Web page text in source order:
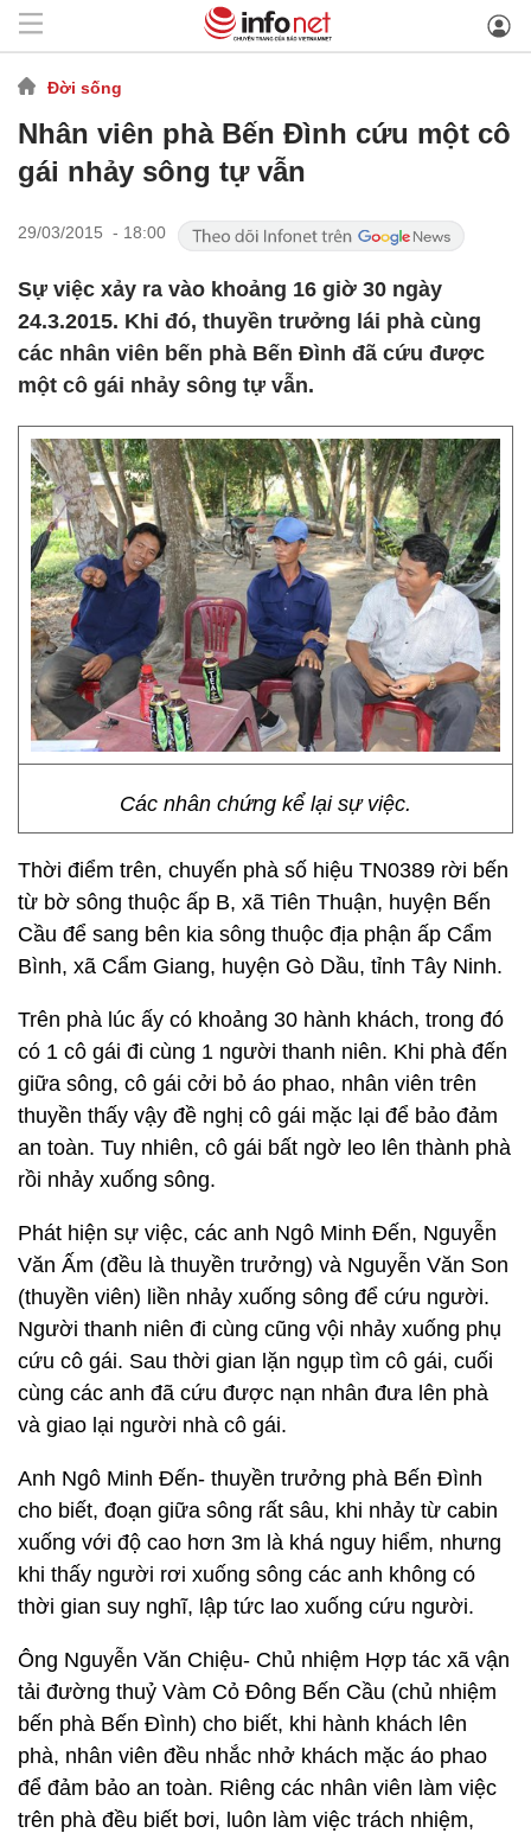
Đời sống
Nhân viên phà Bến Đình cứu một cô
gái nhảy sông tự vẫn
29/03/2015 - 18:00
Sự việc xảy ra vào khoảng 16 giờ 30 ngày
24.3.2015. Khi đó, thuyền trưởng lái phà cùng
các nhân viên bến phà Bến Đình đã cứu được
một cô gái nhảy sông tự vẫn.
Các nhân chứng kể lại sự việc.
Thời điểm trên, chuyến phà số hiệu TN0389 rời bến
từ bờ sông thuộc ấp B, xã Tiên Thuận, huyện Bến
Cầu để sang bên kia sông thuộc địa phận ấp Cẩm
Bình, xã Cẩm Giang, huyện Gò Dầu, tỉnh Tây Ninh.
Trên phà lúc ấy có khoảng 30 hành khách, trong đó
có 1 cô gái đi cùng 1 người thanh niên. Khi phà đến
giữa sông, cô gái cởi bỏ áo phao, nhân viên trên
thuyền thấy vậy đề nghị cô gái mặc lại để bảo đảm
an toàn. Tuy nhiên, cô gái bất ngờ leo lên thành phà
rồi nhảy xuống sông.
Phát hiện sự việc, các anh Ngô Minh Đến, Nguyễn
Văn Ấm (đều là thuyền trưởng) và Nguyễn Văn Son
(thuyền viên) liền nhảy xuống sông để cứu người.
Người thanh niên đi cùng cũng vội nhảy xuống phụ
cứu cô gái. Sau thời gian lặn ngụp tìm cô gái, cuối
cùng các anh đã cứu được nạn nhân đưa lên phà
và giao lại người nhà cô gái.
Anh Ngô Minh Đến- thuyền trưởng phà Bến Đình
cho biết, đoạn giữa sông rất sâu, khi nhảy từ cabin
xuống với độ cao hơn 3m là khá nguy hiểm, nhưng
khi thấy người rơi xuống sông các anh không có
thời gian suy nghĩ, lập tức lao xuống cứu người.
Ông Nguyễn Văn Chiệu- Chủ nhiệm Hợp tác xã vận
tải đường thuỷ Vàm Cỏ Đông Bến Cầu (chủ nhiệm
bến phà Bến Đình) cho biết, khi hành khách lên
phà, nhân viên đều nhắc nhở khách mặc áo phao
để đảm bảo an toàn. Riêng các nhân viên làm việc
trên phà đều biết bơi, luôn làm việc trách nhiệm,